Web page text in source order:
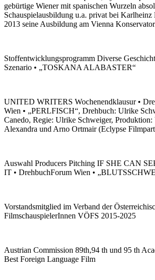
gebürtige Wiener mit spanischen Wurzeln
Schauspielausbildung u.a. privat bei Karlheinz
2013 seine Ausbildung am Vienna
Stoffentwicklungsprogramm Diverse
Szenario • „TOSKANA ALABASTER“
UNITED WRITERS Wochenendklausur •
Wien • „PERLFISCH“, Drehbuch: Ulrike
Canedo, Regie: Ulrike Schweiger,
Alexandra und Arno Ortmair (Eclypse
Auswahl Producers Pitching IF SHE CAN
IT • DrehbuchForum Wien •
Vorstandsmitglied im Verband der
FilmschauspielerInnen VÖFS 2015-2025
Austrian Commission 89th,94 th und 95 th
Best Foreign Language Film